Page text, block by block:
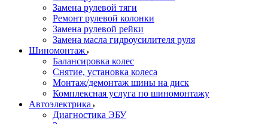
Замена рулевой тяги
Ремонт рулевой колонки
Замена рулевой рейки
Замена масла гидроусилителя руля
Шиномонтаж
Балансировка колес
Снятие, установка колеса
Монтаж/демонтаж шины на диск
Комплексная услуга по шиномонтажу
Автоэлектрика
Диагностика ЭБУ